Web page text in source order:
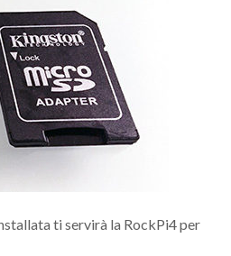
ti servirà la RockPi4 per